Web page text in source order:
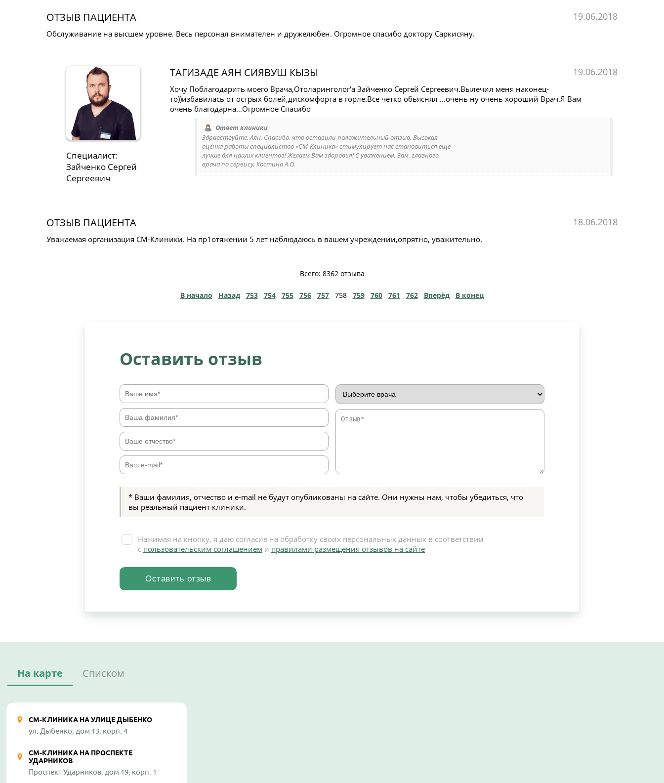
ОТЗЫВ ПАЦИЕНТА 19.06.2018
Обслуживание на высшем уровне. Весь персонал внимателен и дружелюбен. Огромное спасибо доктору Саркисяну.
Специалист:
Зайченко Сергей
Сергеевич
ТАГИЗАДЕ АЯН СИЯВУШ КЫЗЫ 19.06.2018
Хочу Поблагодарить моего Врача,Отоларинголог'а Зайченко Сергей Сергеевич.Вылечил меня наконец-
то))избавилась от острых болей,дискомфорта в горле.Все четко обьяснял ...очень ну очень хороший Врач.Я Вам
очень благодарна...Огромное Спасибо
Ответ клиники
Здравствуйте, Аян. Спасибо, что оставили положительный отзыв. Высокая
оценка работы специалистов «СМ-Клиника» стимулирует нас становиться еще
лучше для наших клиентов! Желаем Вам здоровья! С уважением, Зам. главного
врача по сервису, Костина А.О.
ОТЗЫВ ПАЦИЕНТА 18.06.2018
Уважаемая организация СМ-Клиники. На пр1отяжении 5 лет наблюдаюсь в вашем учреждении,опрятно, уважительно.
Всего: 8362 отзыва
В начало Назад 753 754 755 756 757 758 759 760 761 762 Вперёд В конец
Оставить отзыв
* Ваши фамилия, отчество и e-mail не будут опубликованы на сайте. Они нужны нам, чтобы убедиться, что
вы реальный пациент клиники.
Нажимая на кнопку, я даю согласие на обработку своих персональных данных в соответствии
с пользовательским соглашением и правилами размещения отзывов на сайте
На карте Списком
СМ-КЛИНИКА НА УЛИЦЕ ДЫБЕНКО
ул. Дыбенко, дом 13, корп. 4
СМ-КЛИНИКА НА ПРОСПЕКТЕ
УДАРНИКОВ
Проспект Ударников, дом 19, корп. 1